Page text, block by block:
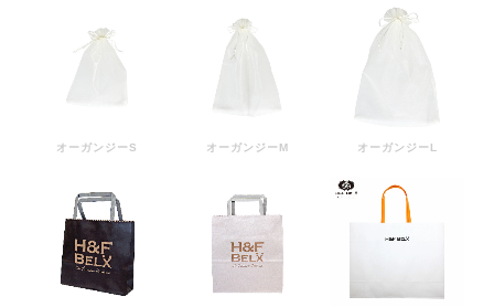
オーガンジーS オーガンジーM オーガンジーL